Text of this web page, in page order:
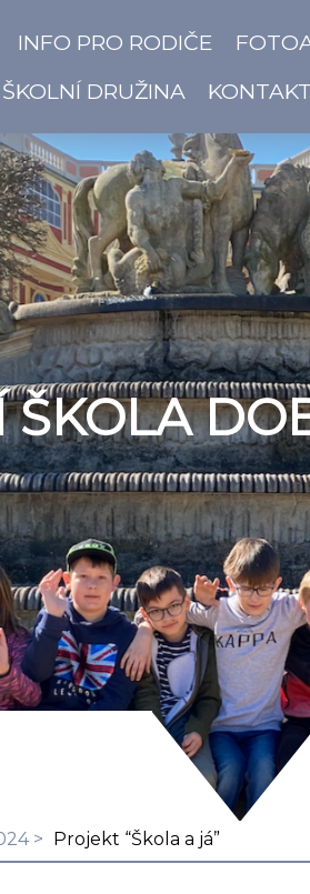
INFO PRO RODIČE
ŠKOLNÍ DRUŽINA
Projekt “Škola a já”